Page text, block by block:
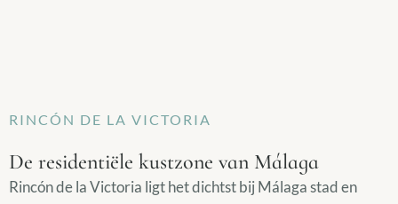
RINCÓN DE LA VICTORIA
De residentiële kustzone van Málaga
Rincón de la Victoria ligt het dichtst bij Málaga stad en